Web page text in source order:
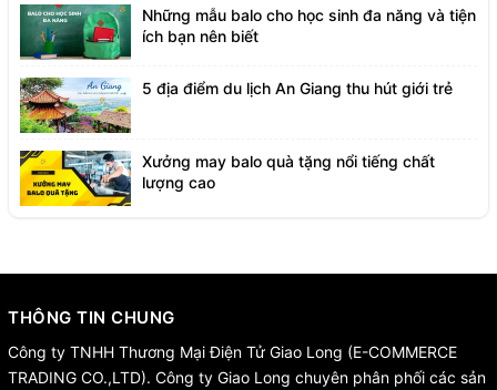
Những mẫu balo cho học sinh đa năng và tiện
ích bạn nên biết
5 địa điểm du lịch An Giang thu hút giới trẻ
Xưởng may balo quà tặng nổi tiếng chất
lượng cao
THÔNG TIN CHUNG
Công ty TNHH Thương Mại Điện Tử Giao Long (E-COMMERCE
TRADING CO.,LTD). Công ty Giao Long chuyên phân phối các sản